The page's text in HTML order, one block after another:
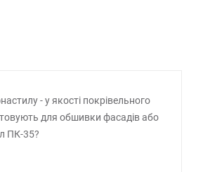
- у якості покрівельного
для обшивки фасадів або
ПК-35?